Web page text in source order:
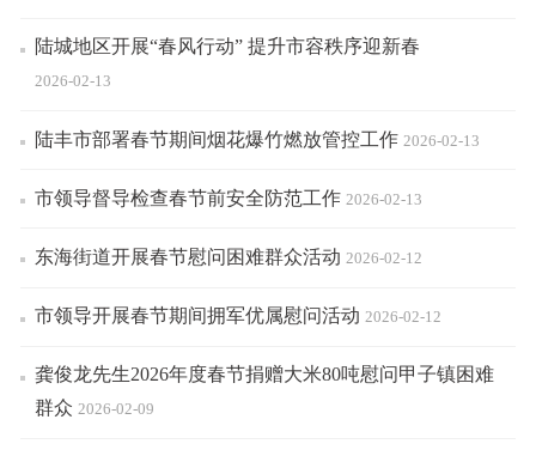
陆城地区开展“春风行动” 提升市容秩序迎新春
2026-02-13
陆丰市部署春节期间烟花爆竹燃放管控工作 2026-02-13
市领导督导检查春节前安全防范工作 2026-02-13
东海街道开展春节慰问困难群众活动 2026-02-12
市领导开展春节期间拥军优属慰问活动 2026-02-12
龚俊龙先生2026年度春节捐赠大米80吨慰问甲子镇困难
群众 2026-02-09